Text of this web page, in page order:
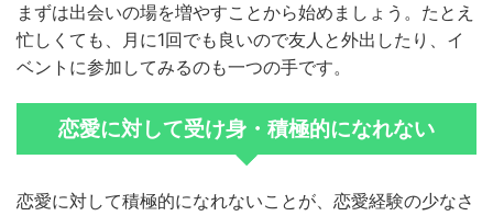
まずは出会いの場を増やすことから始めましょう。たとえ
忙しくても、月に1回でも良いので友人と外出したり、イ
ベントに参加してみるのも一つの手です。
恋愛に対して受け身・積極的になれない
恋愛に対して積極的になれないことが、恋愛経験の少なさ